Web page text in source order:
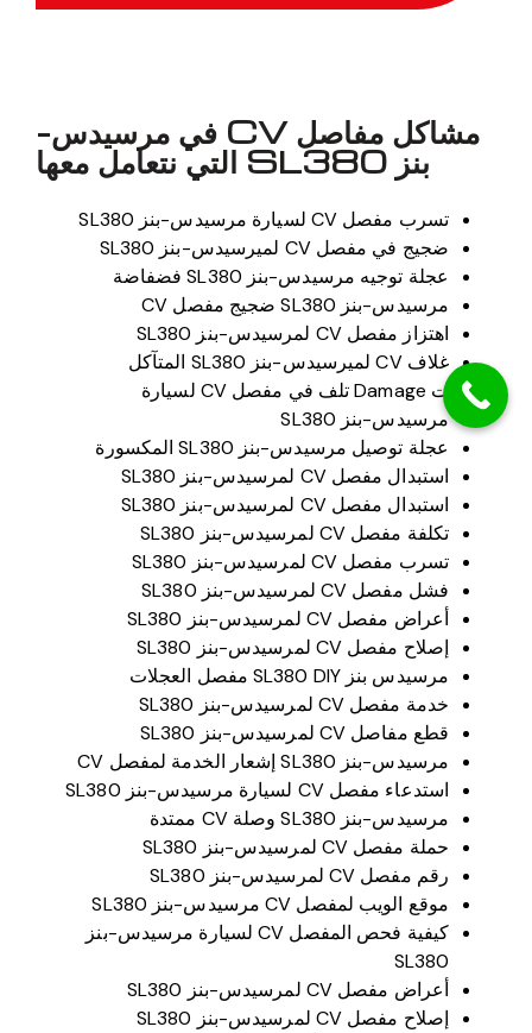
مشاكل مفاصل CV في مرسيدس-
بنز SL380 التي نتعامل معها
تسرب مفصل CV لسيارة مرسيدس-بنز SL380
ضجيج في مفصل CV لميرسيدس-بنز SL380
عجلة توجيه مرسيدس-بنز SL380 فضفاضة
مرسيدس-بنز SL380 ضجيج مفصل CV
اهتزاز مفصل CV لمرسيدس-بنز SL380
غلاف CV لميرسيدس-بنز SL380 المتآكل
ت Damage تلف في مفصل CV لسيارة
مرسيدس-بنز SL380
عجلة توصيل مرسيدس-بنز SL380 المكسورة
استبدال مفصل CV لمرسيدس-بنز SL380
استبدال مفصل CV لمرسيدس-بنز SL380
تكلفة مفصل CV لمرسيدس-بنز SL380
تسرب مفصل CV لمرسيدس-بنز SL380
فشل مفصل CV لمرسيدس-بنز SL380
أعراض مفصل CV لمرسيدس-بنز SL380
إصلاح مفصل CV لمرسيدس-بنز SL380
مرسيدس بنز SL380 DIY مفصل العجلات
خدمة مفصل CV لمرسيدس-بنز SL380
قطع مفاصل CV لمرسيدس-بنز SL380
مرسيدس-بنز SL380 إشعار الخدمة لمفصل CV
استدعاء مفصل CV لسيارة مرسيدس-بنز SL380
مرسيدس-بنز SL380 وصلة CV ممتدة
حملة مفصل CV لمرسيدس-بنز SL380
رقم مفصل CV لمرسيدس-بنز SL380
موقع الويب لمفصل CV مرسيدس-بنز SL380
كيفية فحص المفصل CV لسيارة مرسيدس-بنز
SL380
أعراض مفصل CV لمرسيدس-بنز SL380
إصلاح مفصل CV لمرسيدس-بنز SL380